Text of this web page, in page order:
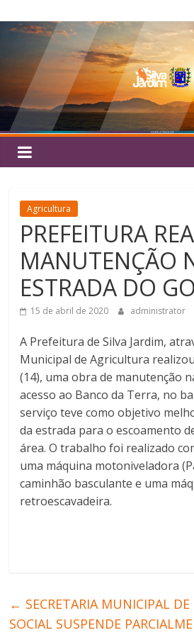
para
conteúdo
Silva
Jardim
Agricultura
PREFEITURA
MANUTENÇÃO
ESTRADA DO
15 de abril de 2020 administrator
A Prefeitura de Silva Jardim,
Municipal de Agricultura
(14), uma obra de manutenção
acesso ao Banco da Terra, no
serviço teve como objetivo
da estrada para o escoamento
área. O trabalho foi realizado
uma máquina motoniveladora
caminhão basculante e uma
retroescavadeira.
← SECRETARIA MUNICIPAL
SOCIAL SUSPENDE